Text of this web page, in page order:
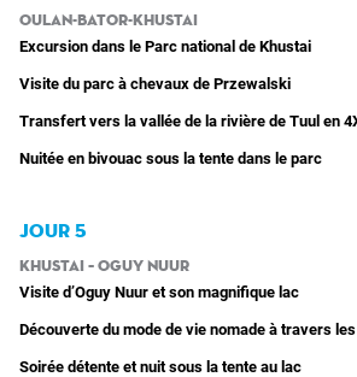
Oulan-Bator-Khustai
Excursion dans le Parc national de Khustai
Visite du parc à chevaux de Przewalski
Transfert vers la vallée de la rivière de Tuul en
Nuitée en bivouac sous la tente dans le parc
JOUR 5
Khustai – Oguy Nuur
Visite d’Oguy Nuur et son magnifique lac
Découverte du mode de vie nomade à travers
Soirée détente et nuit sous la tente au lac